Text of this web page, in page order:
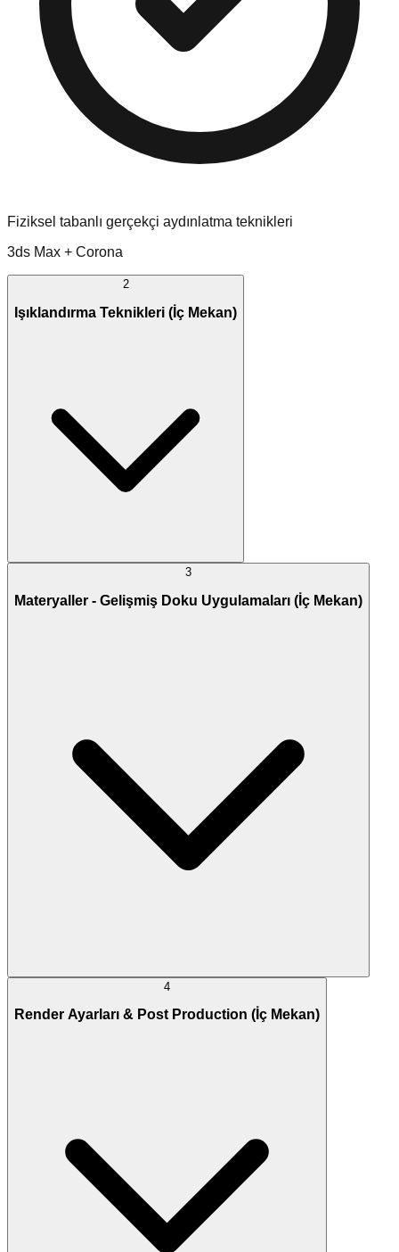
Fiziksel tabanlı gerçekçi aydınlatma teknikleri
3ds Max + Corona
2
Işıklandırma Teknikleri (İç Mekan)
3
Materyaller - Gelişmiş Doku Uygulamaları (İç Mekan)
4
Render Ayarları & Post Production (İç Mekan)